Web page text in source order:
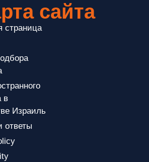
сайта
страница
в
Израиль
ответы